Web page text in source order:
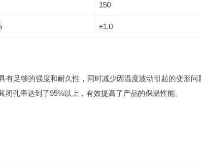
150
±1.0
有足够的强度和耐久性，同时减少因温度波动引起的变形问
孔率达到了95%以上，有效提高了产品的保温性能。